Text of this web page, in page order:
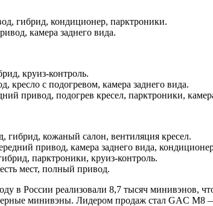
гибрид, кондиционер, парктроники.
камера заднего вида.
круиз-контроль.
кресло с подогревом, камера заднего вида.
привод, подогрев кресел, парктроники,
гибрид, кожаный салон, вентиляция кресел.
привод, камера заднего вида,
парктроники, круиз-контроль.
мест, полный привод.
в России реализовали 8,7 тысяч минивэнов,
минивэны. Лидером продаж стал GAC M8